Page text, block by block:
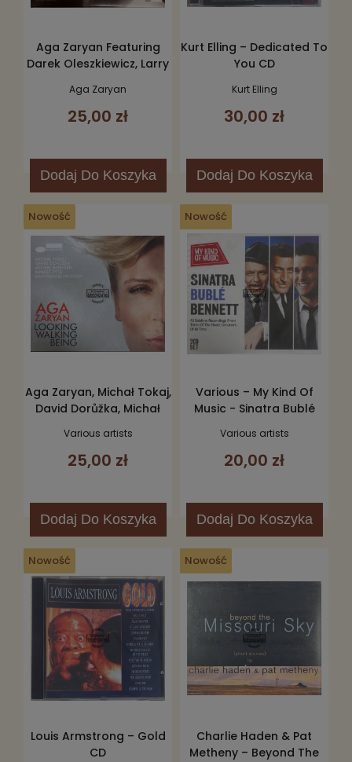
Aga Zaryan Featuring
Darek Oleszkiewicz, Larry
Jackson, Nolan Shaheed
– Picking Up The Pieces
Aga Zaryan
25,00 zł
Dodaj Do Koszyka
Kurt Elling – Dedicated To
You CD
Kurt Elling
30,00 zł
Dodaj Do Koszyka
Aga Zaryan, Michał Tokaj,
David Dorůžka, Michał
Munyungo Jackson –
Looking Walking Being CD
Various artists
25,00 zł
Dodaj Do Koszyka
Nowość
Various – My Kind Of
Music - Sinatra Bublé
Various artists
20,00 zł
Dodaj Do Koszyka
Nowość
Louis Armstrong – Gold
CD
Nowość
Charlie Haden & Pat
Metheny – Beyond The
Nowość